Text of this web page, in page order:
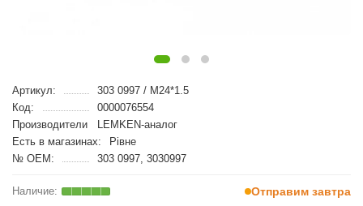
Артикул:
303 0997 / M24*1.5
Код:
0000076554
Производители
LEMKEN-аналог
Есть в магазинах:
Рівне
№ OEM:
303 0997, 3030997
Отправим завтра